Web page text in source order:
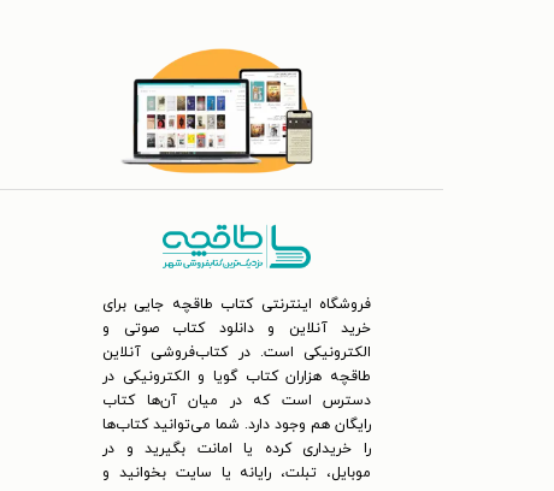
فروشگاه اینترنتی کتاب طاقچه جایی برای
خرید آنلاین و دانلود کتاب صوتی و
الکترونیکی است. در کتاب‌فروشی آنلاین
طاقچه هزاران کتاب گویا و الکترونیکی در
دسترس است که در میان آن‌ها کتاب
رایگان هم وجود دارد. شما می‌توانید کتاب‌ها
را خریداری کرده یا امانت بگیرید و در
موبایل، تبلت، رایانه یا سایت بخوانید و